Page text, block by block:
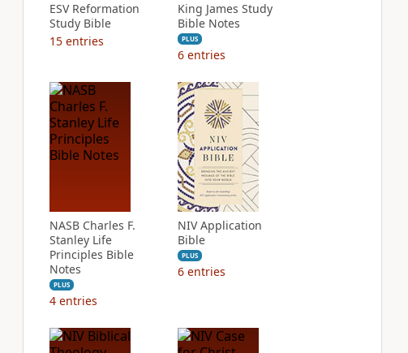
ESV Reformation
Study Bible
15 entries
King James Study
Bible Notes
PLUS
6 entries
NASB Charles F.
Stanley Life
Principles Bible
Notes
PLUS
4 entries
NIV Application
Bible
PLUS
6 entries